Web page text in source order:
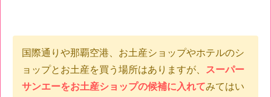
国際通りや那覇空港、お土産ショップやホテルのシ
ョップとお土産を買う場所はありますが、
スーパー
サンエーをお土産ショップの候補に入れてみてはい